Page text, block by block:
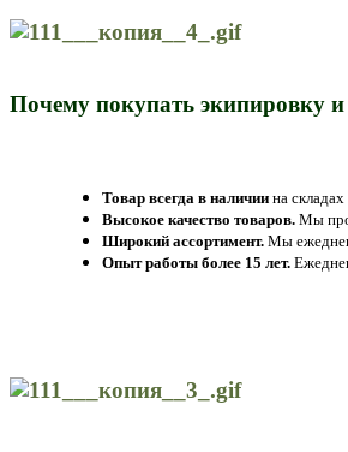
Почему покупать экипировку
Товар всегда в наличии на
Высокое качество товаров. Мы
Широкий ассортимент. Мы
Опыт работы более 15 лет.